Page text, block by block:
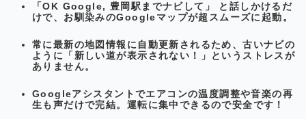
「OK Google, 豊岡駅までナビして」
と話しかけるだ
けで、お馴染みのGoogleマップが超スムーズに起動。
常に最新の地図情報に自動更新されるため、古いナビの
ように「新しい道が表示されない！」というストレスが
ありません。
Googleアシスタントでエアコンの温度調整や音楽の再
生も声だけで完結。運転に集中できるので安全です！